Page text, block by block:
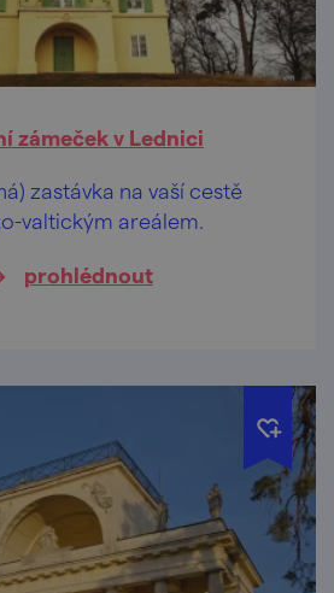
zámeček v Lednici
zastávka na vaší cestě
valtickým areálem.
prohlédnout